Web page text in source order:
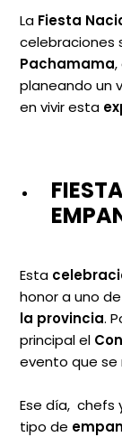
La Fiesta
celebraciones
Pachamama
planeando un
en vivir esta
Esta
honor a uno
la provincia.
principal el
evento que se
Ese día, chefs
tipo de